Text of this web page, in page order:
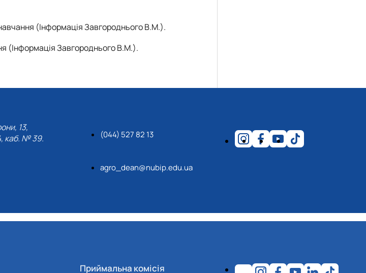
(Інформація Завгороднього В.М.).
(Інформація Завгороднього В.М.).
13,
каб. № 39.
(044) 527 82 13
agro_dean@nubip.edu.ua
Приймальна комісія